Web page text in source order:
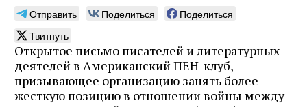
Отправить Поделиться
Поделиться
Твитнуть
Открытое письмо писателей и литературных
деятелей в Американский ПЕН-клуб,
призывающее организацию занять более
жесткую позицию в отношении войны между